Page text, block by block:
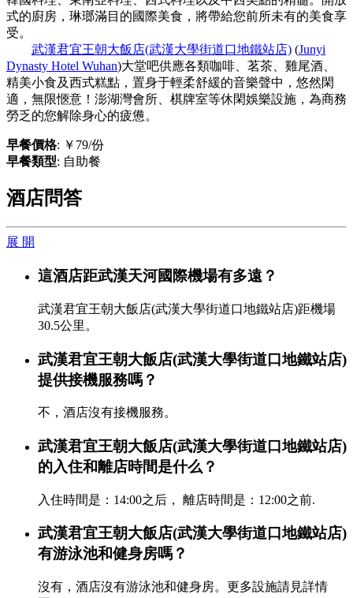
式的廚房，琳瑯滿目的國際美食，將帶給您前所未有的美食享
受。
武漢君宜王朝大飯店(武漢大學街道口地鐵站店) (Junyi
Dynasty Hotel Wuhan)大堂吧供應各類咖啡、茗茶、雞尾酒、
精美小食及西式糕點，置身于輕柔舒緩的音樂聲中，悠然閑
適，無限愜意！澎湖灣會所、棋牌室等休閑娛樂設施，為商務
勞乏的您解除身心的疲憊。
早餐價格: ￥79/份
早餐類型: 自助餐
酒店問答
展 開
這酒店距武漢天河國際機場有多遠？
武漢君宜王朝大飯店(武漢大學街道口地鐵站店)距機場
30.5公里。
武漢君宜王朝大飯店(武漢大學街道口地鐵站店)
提供接機服務嗎？
不，酒店沒有接機服務。
武漢君宜王朝大飯店(武漢大學街道口地鐵站店)
的入住和離店時間是什么？
入住時間是：14:00之后， 離店時間是：12:00之前.
武漢君宜王朝大飯店(武漢大學街道口地鐵站店)
有游泳池和健身房嗎？
沒有，酒店沒有游泳池和健身房。更多設施請見詳情